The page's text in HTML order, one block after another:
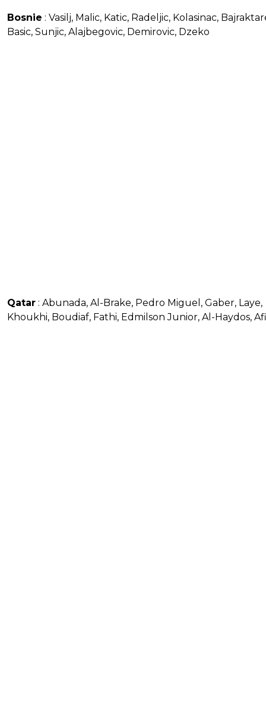
Bosnie : Vasilj, Malic, Katic, Radeljic, Kolasinac,
Basic, Sunjic, Alajbegovic, Demirovic, Dzeko
Qatar : Abunada, Al-Brake, Pedro Miguel, Gaber, Laye,
Khoukhi, Boudiaf, Fathi, Edmilson Junior, Al-Haydos,